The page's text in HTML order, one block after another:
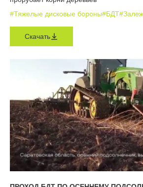
#Тяжелые дисковые бороны#БДТ
Скачать